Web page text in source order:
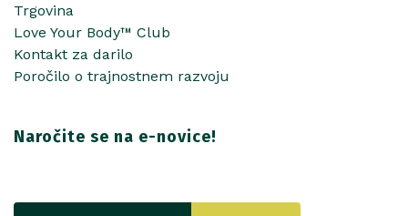
Trgovina
Love Your Body™ Club
Kontakt za darilo
Poročilo o trajnostnem razvoju
Naročite se na e-novice!